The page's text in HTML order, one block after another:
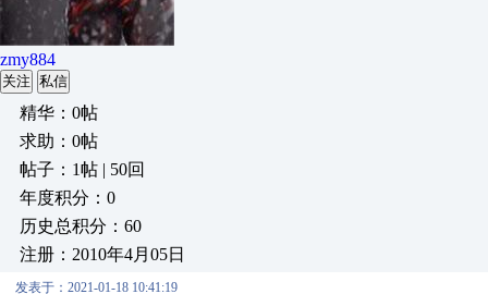
zmy884
关注 私信
精华：0帖
求助：0帖
帖子：1帖 | 50回
年度积分：0
历史总积分：60
注册：2010年4月05日
发表于：2021-01-18 10:41:19